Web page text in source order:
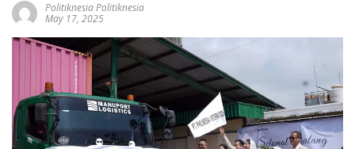
Politiknesia Politiknesia
May 17, 2025